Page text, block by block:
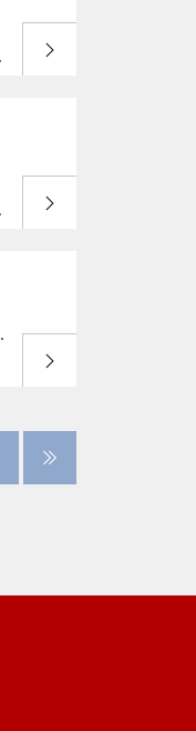
Lees meer
Lees meer
Lees meer